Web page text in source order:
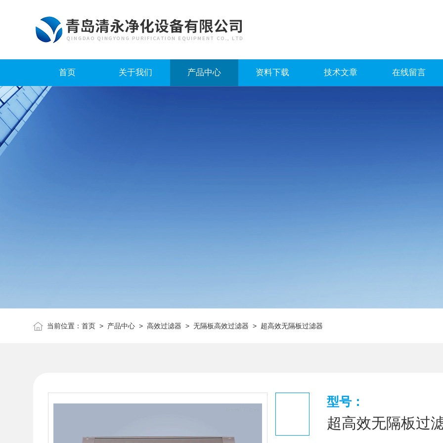
首页 关于我们 产品中心 资料下载 技术文章 在线留言
当前位置：首页 > 产品中心 >高效过滤器 >无隔板高效过滤器 > 超高效无隔板过滤器
型号：
超高效无隔板过